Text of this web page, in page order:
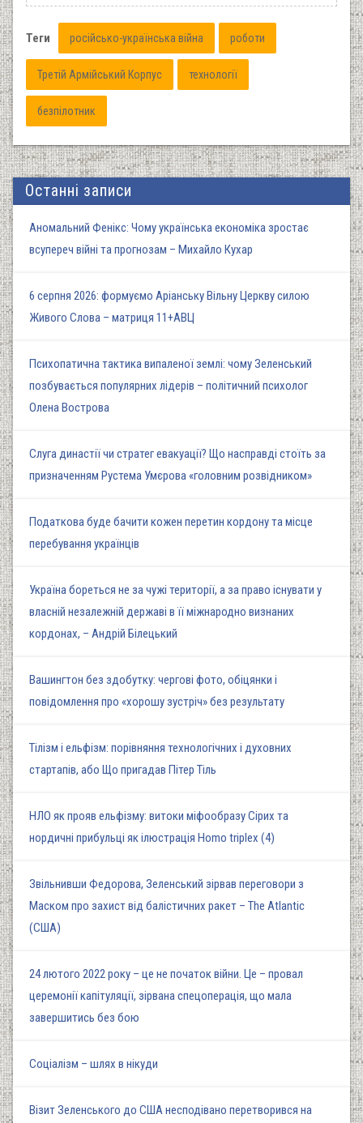
Теги російсько-українська війна роботи
Третій Армійський Корпус технології
безпілотник
Останні записи
Аномальний Фенікс: Чому українська економіка зростає
всупереч війні та прогнозам – Михайло Кухар
6 серпня 2026: формуємо Аріанську Вільну Церкву силою
Живого Слова – матриця 11+АВЦ
Психопатична тактика випаленої землі: чому Зеленський
позбувається популярних лідерів – політичний психолог
Олена Вострова
Слуга династії чи стратег евакуації? Що насправді стоїть за
призначенням Рустема Умєрова «головним розвідником»
Податкова буде бачити кожен перетин кордону та місце
перебування українців
Україна бореться не за чужі території, а за право існувати у
власній незалежній державі в її міжнародно визнаних
кордонах, – Андрій Білецький
Вашингтон без здобутку: чергові фото, обіцянки і
повідомлення про «хорошу зустріч» без результату
Тілізм і ельфізм: порівняння технологічних і духовних
стартапів, або Що пригадав Пітер Тіль
НЛО як прояв ельфізму: витоки міфообразу Сірих та
нордичні прибульці як ілюстрація Homo triplex (4)
Звільнивши Федорова, Зеленський зірвав переговори з
Маском про захист від балістичних ракет – The Atlantic
(США)
24 лютого 2022 року – це не початок війни. Це – провал
церемонії капітуляції, зірвана спецоперація, що мала
завершитись без бою
Соціалізм – шлях в нікуди
Візит Зеленського до США несподівано перетворився на